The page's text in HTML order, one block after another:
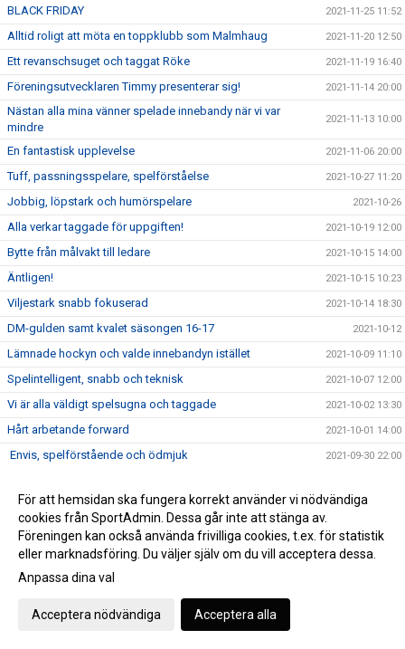
BLACK FRIDAY 2021-11-25 11:52
Alltid roligt att möta en toppklubb som Malmhaug 2021-11-20 12:50
Ett revanschsuget och taggat Röke 2021-11-19 16:40
Föreningsutvecklaren Timmy presenterar sig! 2021-11-14 20:00
Nästan alla mina vänner spelade innebandy när vi var
mindre
2021-11-13 10:00
En fantastisk upplevelse 2021-11-06 20:00
Tuff, passningsspelare, spelförståelse 2021-10-27 11:20
Jobbig, löpstark och humörspelare 2021-10-26
Alla verkar taggade för uppgiften! 2021-10-19 12:00
Bytte från målvakt till ledare 2021-10-15 14:00
Äntligen! 2021-10-15 10:23
Viljestark snabb fokuserad 2021-10-14 18:30
DM-gulden samt kvalet säsongen 16-17 2021-10-12
Lämnade hockyn och valde innebandyn istället 2021-10-09 11:10
Spelintelligent, snabb och teknisk 2021-10-07 12:00
Vi är alla väldigt spelsugna och taggade 2021-10-02 13:30
Hårt arbetande forward 2021-10-01 14:00
Envis, spelförstående och ödmjuk 2021-09-30 22:00
Laganda, glädje och tårar 2021-09-22 12:00
Ljungbyhed Park 28/8-29/8 2021-09-05 10:54
Föreningsdagar 6-13/9 på Intersport, 25 % på Allt* 2021-09-03 08:19
Kamp på allvar igen!
Dags för intervju på damsidan
Frida och Amanda startar skolprojekt
För att hemsidan ska fungera korrekt använder vi nödvändiga
cookies från SportAdmin. Dessa går inte att stänga av.
Föreningen kan också använda frivilliga cookies, t.ex. för statistik
eller marknadsföring. Du väljer själv om du vill acceptera dessa.
Anpassa dina val
Acceptera nödvändiga Acceptera alla